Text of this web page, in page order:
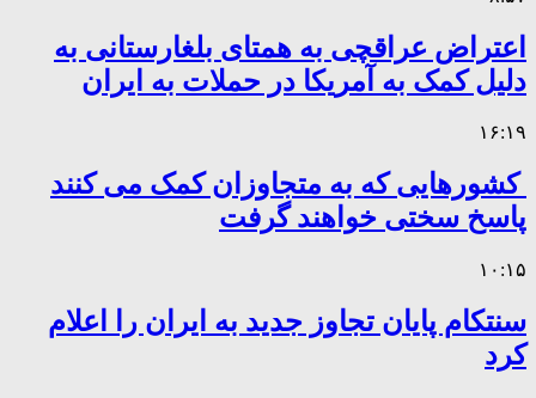
اعتراض عراقچی به همتای بلغارستانی به
دلیل کمک به آمریکا در حملات به ایران
۱۶:۱۹
کشورهایی که به متجاوزان کمک می کنند
پاسخ سختی خواهند گرفت
۱۰:۱۵
سنتکام پایان تجاوز جدید به ایران را اعلام
کرد